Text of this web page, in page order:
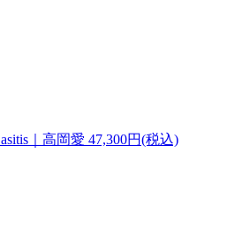
asitis｜高岡愛 47,300円(税込)